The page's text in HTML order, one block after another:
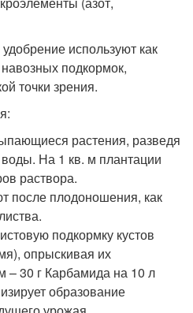
используют как
подкормок,
точки зрения.
растения, разведя
На 1 кв. м плантации
раствора.
после плодоношения, как
подкормку кустов
опрыскивая их
– 30 г Карбамида на 10 л
образование